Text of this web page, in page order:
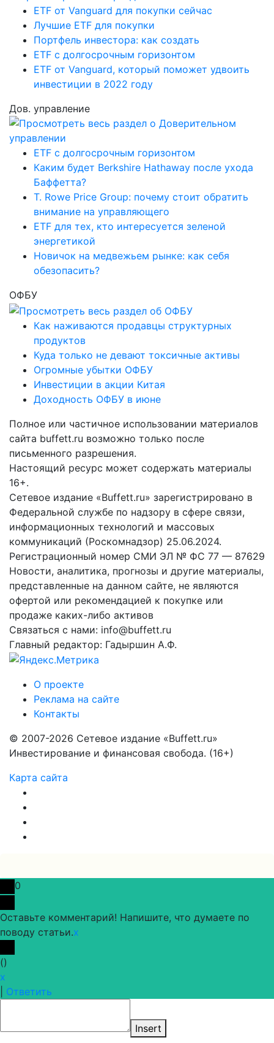
ETF от Vanguard для покупки сейчас
Лучшие ETF для покупки
Портфель инвестора: как создать
ETF с долгосрочным горизонтом
ETF от Vanguard, который поможет удвоить
инвестиции в 2022 году
Дов. управление
ETF с долгосрочным горизонтом
Каким будет Berkshire Hathaway после ухода
Баффетта?
T. Rowe Price Group: почему стоит обратить
внимание на управляющего
ETF для тех, кто интересуется зеленой
энергетикой
Новичок на медвежьем рынке: как себя
обезопасить?
ОФБУ
Как наживаются продавцы структурных
продуктов
Куда только не девают токсичные активы
Огромные убытки ОФБУ
Инвестиции в акции Китая
Доходность ОФБУ в июне
Полное или частичное использовании материалов
сайта buffett.ru возможно только после
письменного разрешения.
Настоящий ресурс может содержать материалы
16+.
Сетевое издание «Buffett.ru» зарегистрировано в
Федеральной службе по надзору в сфере связи,
информационных технологий и массовых
коммуникаций (Роскомнадзор) 25.06.2024.
Регистрационный номер СМИ ЭЛ № ФС 77 — 87629
Новости, аналитика, прогнозы и другие материалы,
представленные на данном сайте, не являются
офертой или рекомендацией к покупке или
продаже каких-либо активов
Связаться с нами: info@buffett.ru
Главный редактор: Гадыршин А.Ф.
О проекте
Реклама на сайте
Контакты
© 2007-2026 Сетевое издание «Buffett.ru»
Инвестирование и финансовая свобода. (16+)
Карта сайта
0
Оставьте комментарий! Напишите, что думаете по
поводу статьи.x
()
x
Ответить
Insert